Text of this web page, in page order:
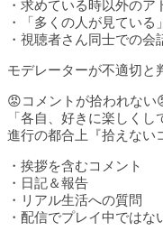
・求めている時以外のア
・「多くの人が見てい
・視聴者さん同士での会
モデレーターが不適切と
😡コメントが拾われない
「各自、好きに楽しく
進行の都合上『拾えない
・挨拶を含むコメント
・日記＆報告
・リアル生活への質問
・配信でプレイ中ではな